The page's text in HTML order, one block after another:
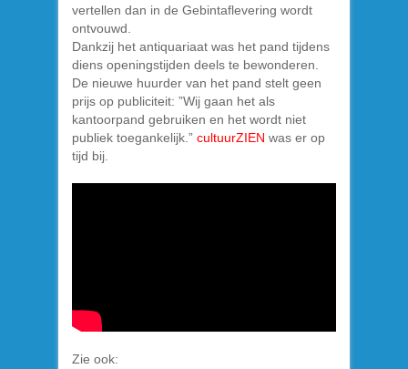
vertellen dan in de Gebintaflevering wordt
ontvouwd.
Dankzij het antiquariaat was het pand tijdens
diens openingstijden deels te bewonderen.
De nieuwe huurder van het pand stelt geen
prijs op publiciteit: ”Wij gaan het als
kantoorpand gebruiken en het wordt niet
publiek toegankelijk.” cultuurZIEN was er op
tijd bij.
Zie ook: